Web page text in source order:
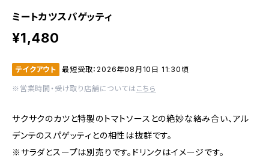
ミートカツスパゲッティ
¥1,480
テイクアウト 最短受取：2026年08月10日 11:30頃
※営業時間・受け取り店舗については こちら
サクサクのカツと特製のトマトソースとの絶妙な絡み合い、アル
デンテのスパゲッティとの相性は抜群です。
※サラダとスープは別売りです。ドリンクはイメージです。